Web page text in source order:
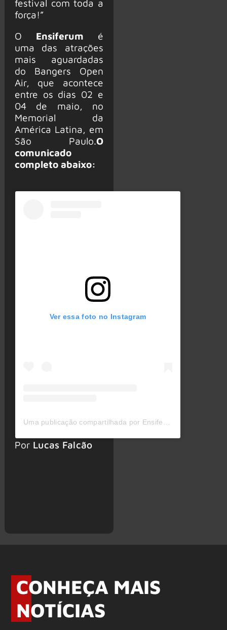
festival com toda a
força!”
O Ensiferum é
uma das atrações
mais aguardadas
do Bangers Open
Air, que acontece
entre os dias 02 e
04 de maio, no
Memorial da
América Latina, em
São Paulo.O
comunicado
completo abaixo:
Ver essa foto no Instagram
Por Lucas Falcão
CONHEÇA MAIS
NOTÍCIAS